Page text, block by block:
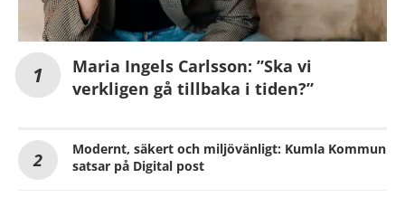
Maria Ingels Carlsson: ”Ska vi
verkligen gå tillbaka i tiden?”
Modernt, säkert och miljövänligt: Kumla Kommun
satsar på Digital post